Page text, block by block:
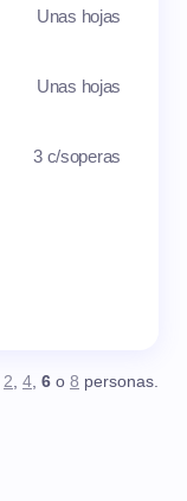
Unas hojas
Unas hojas
3 c/soperas
2, 4, 6 o 8 personas.